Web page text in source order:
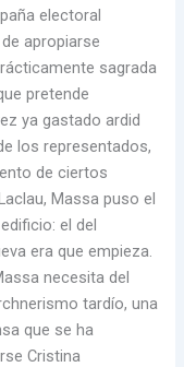
electoral
apropiarse
sagrada
pretende
ya gastado ardid
los representados,
de ciertos
Massa puso el
el del
era que empieza.
necesita del
tardío, una
que se ha
Cristina